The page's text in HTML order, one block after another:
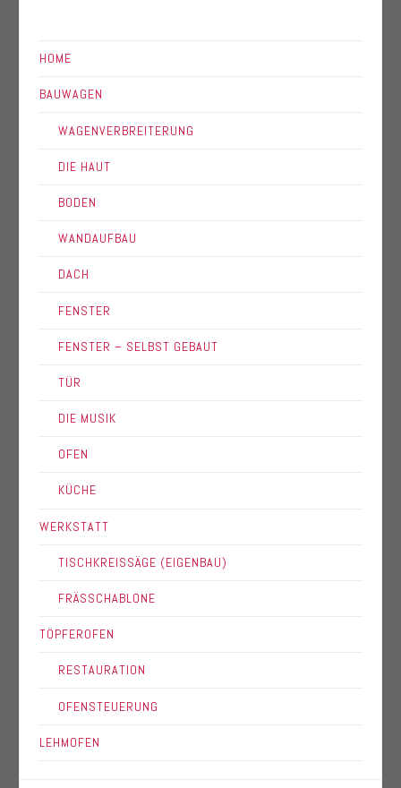
HOME
BAUWAGEN
WAGENVERBREITERUNG
DIE HAUT
BODEN
WANDAUFBAU
DACH
FENSTER
FENSTER – SELBST GEBAUT
TÜR
DIE MUSIK
OFEN
KÜCHE
WERKSTATT
TISCHKREISSÄGE (EIGENBAU)
FRÄSSCHABLONE
TÖPFEROFEN
RESTAURATION
OFENSTEUERUNG
LEHMOFEN